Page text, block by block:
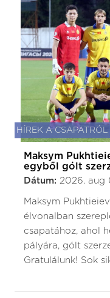
HÍREK A CSAPATRÓL
Maksym
egyből gólt
Dátum: 2026. aug
Maksym
élvonalban
csapatához, ahol
pályára, gólt
Gratulálunk! Sok